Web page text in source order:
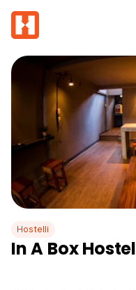
Hostelli
In A Box Hostel